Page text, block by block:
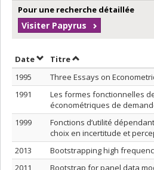
Pour une recherche détaillée
Visiter Papyrus
DateTrier par date en ordre
TitreTrier par titre en
1995
Three Essays on
1991
Les formes fonctionnelles
économétriques de
1999
Fonctions d’utilité
choix en incertitude et
2013
Bootstrapping high
2011
Bootstrap for panel data